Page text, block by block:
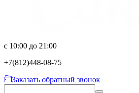
с 10:00 до 21:00
+7(812)448-08-75
Заказать обратный звонок